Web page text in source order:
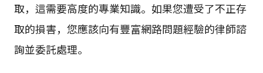
取，這需要高度的專業知識。如果您遭受了不正存
取的損害，您應該向有豐富網路問題經驗的律師諮
詢並委託處理。